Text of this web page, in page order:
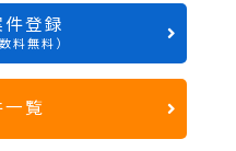
登録
料無料）
覧